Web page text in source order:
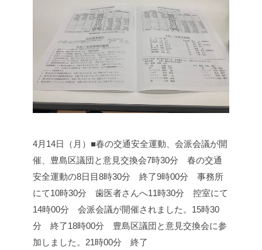
4月14日（月）■春の交通安全運動、会派会議が開
催、豊島区議団と意見交換会7時30分 春の交通
安全運動の8日目8時30分 終了9時00分 事務所
にて10時30分 歯医者さんへ11時30分 控室にて
14時00分 会派会議が開催されました。 15時30
分 終了18時00分 豊島区議団と意見交換会に参
加しました。 21時00分 終了